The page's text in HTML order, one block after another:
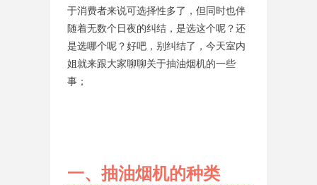
于消费者来说可选择性多了，但同时也伴
随着无数个日夜的纠结，是选这个呢？还
是选哪个呢？好吧，别纠结了，今天室内
姐就来跟大家聊聊关于抽油烟机的一些
事；
一、抽油烟机的种类